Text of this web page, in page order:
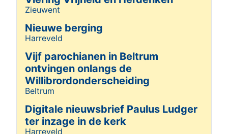
Details
Zieuwent
Nieuwe berging
Details
Harreveld
Vijf parochianen in Beltrum
ontvingen onlangs de
Willibrordonderscheiding
Details
Beltrum
Digitale nieuwsbrief Paulus Ludger
ter inzage in de kerk
Harreveld